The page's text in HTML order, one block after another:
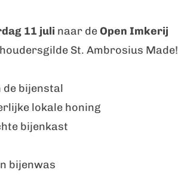
11 juli naar deOpen Imkerij
St. Ambrosius Made!
de bijenstal
lokale honing
bijenkast
bijenwas